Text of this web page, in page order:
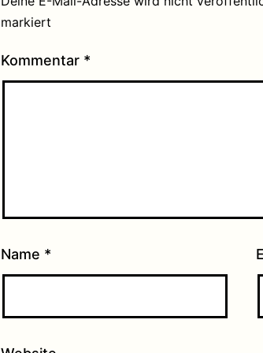
markiert
Kommentar *
Name *